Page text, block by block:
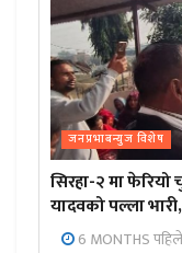
जनप्रभाबन्युज विशेष
सिरहा-२ मा फेरियो
यादवको पल्ला
6 MONTHS पहिले